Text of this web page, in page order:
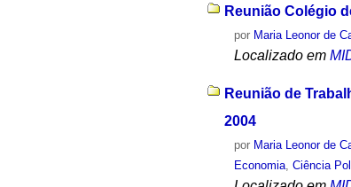
Reunião Colégio
por Maria Leonor de
Localizado em
Reunião de
2004
por Maria Leonor de
Economia ,Ciência